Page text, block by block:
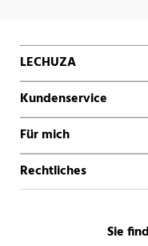
LECHUZA
Kundenservice
Für mich
Rechtliches
Sie